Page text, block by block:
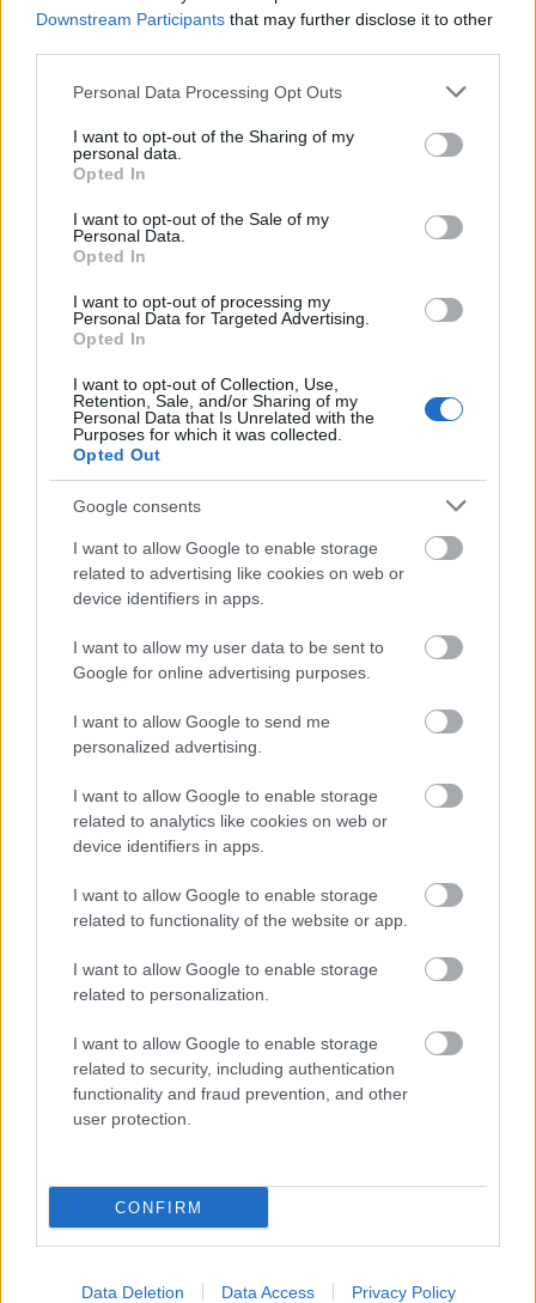
Downstream Participants that may further disclose it to other
Please note that this website/app uses one or more Google
not limited to your visit or usage behaviour. You may click to
grant or deny consent to Google and its third-party tags to
use your data for below specified purposes in below Google
consent section.
Personal Data Processing Opt Outs
I want to opt-out of the Sharing of my
personal data.
Opted In
I want to opt-out of the Sale of my
Personal Data.
Opted In
I want to opt-out of processing my
Personal Data for Targeted Advertising.
Opted In
I want to opt-out of Collection, Use,
Retention, Sale, and/or Sharing of my
Personal Data that Is Unrelated with the
Purposes for which it was collected.
Opted Out
Google consents
I want to allow Google to enable storage
related to advertising like cookies on web or
device identifiers in apps.
I want to allow my user data to be sent to
Google for online advertising purposes.
I want to allow Google to send me
personalized advertising.
I want to allow Google to enable storage
related to analytics like cookies on web or
device identifiers in apps.
I want to allow Google to enable storage
related to functionality of the website or app.
I want to allow Google to enable storage
related to personalization.
I want to allow Google to enable storage
related to security, including authentication
functionality and fraud prevention, and other
user protection.
CONFIRM
Data Deletion Data Access Privacy Policy
Kecskeméten is szakirányú továbbképzésekkel erősít a
Országos hírek
A lakosságra is fontos szerep hárul a szúnyoginvázió
elkerülésében
műemlékfelújítás
Történelmi táj, amelynek minden köve mesél –
megújul a tatai Angolkert
A projekt részeként megújulnak a területen található
műemlékek, köztük a különleges Műromok, valamint a közeli
M1 bővítés: már zajlik a teljesen új